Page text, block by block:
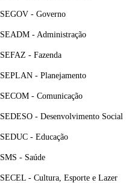
SEGOV - Governo
SEADM - Administração
SEFAZ - Fazenda
SEPLAN - Planejamento
SECOM - Comunicação
SEDESO - Desenvolvimento Social
SEDUC - Educação
SMS - Saúde
SECEL - Cultura, Esporte e Lazer